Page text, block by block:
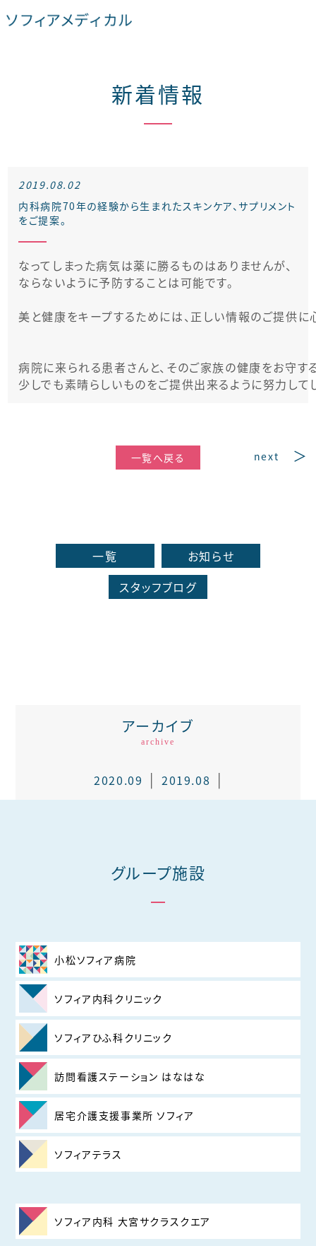
新着情報
2019.08.02
内科病院70年の経験から生まれたスキンケア、サプリメント
をご提案。
なってしまった病気は薬に勝るものはありませんが、
ならないように予防することは可能です。
美と健康をキープするためには、正しい情報のご提供に
病院に来られる患者さんと、そのご家族の健康をお守す
少しでも素晴らしいものをご提供出来るように努力して
一覧へ戻る next
一覧
お知らせ
スタッフブログ
アーカイブ
archive
2020.09 2019.08
グループ施設
小松ソフィア病院
ソフィア内科クリニック
ソフィアひふ科クリニック
訪問看護ステーション はなはな
居宅介護支援事業所 ソフィア
ソフィアテラス
ソフィア内科 大宮サクラスクエア